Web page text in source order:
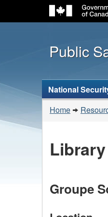
Public
Topics
menu
National
You
are
Home
Groupe